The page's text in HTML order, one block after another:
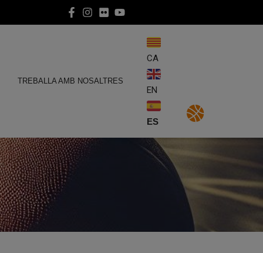
TREBALLA AMB NOSALTRES
CA
EN
ES